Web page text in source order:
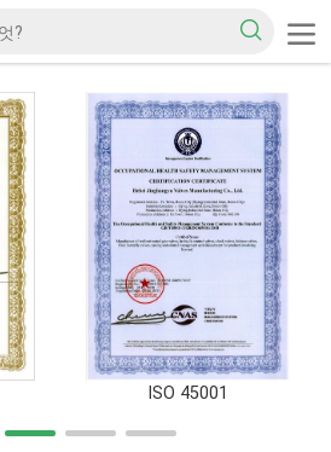
ISO 45001